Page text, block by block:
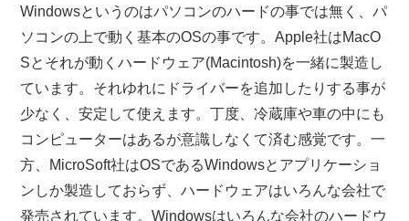
Windowsというのはパソコンのハードの事では無く、パ
ソコンの上で動く基本のOSの事です。Apple社はMacO
Sとそれが動くハードウェア(Macintosh)を一緒に製造し
ています。それゆれにドライバーを追加したりする事が
少なく、安定して使えます。丁度、冷蔵庫や車の中にも
コンピューターはあるが意識しなくて済む感覚です。一
方、MicroSoft社はOSであるWindowsとアプリケーショ
ンしか製造しておらず、ハードウェアはいろんな会社で
発売されています。Windowsはいろんな会社のハードウ